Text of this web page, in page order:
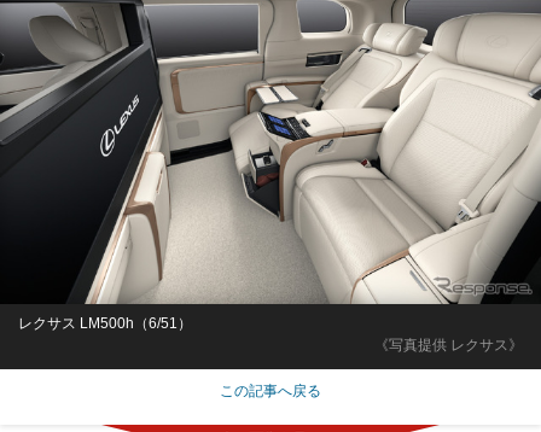
《写真提供 レクサス》
レクサス LM500h（6/51）
この記事へ戻る